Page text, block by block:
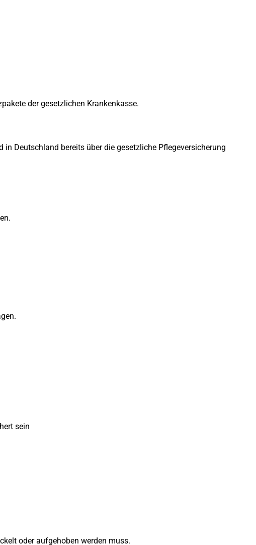
der gesetzlichen Krankenkasse.
Deutschland bereits über die gesetzliche Pflegeversicherung
sein
oder aufgehoben werden muss.